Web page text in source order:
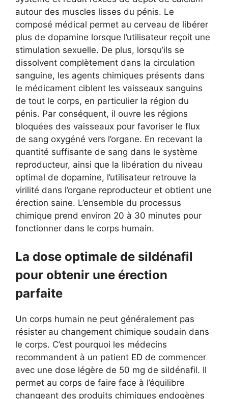
autour des muscles lisses du pénis. Le
composé médical permet au cerveau de libérer
plus de dopamine lorsque l’utilisateur reçoit une
stimulation sexuelle. De plus, lorsqu’ils se
dissolvent complètement dans la circulation
sanguine, les agents chimiques présents dans
le médicament ciblent les vaisseaux sanguins
de tout le corps, en particulier la région du
pénis. Par conséquent, il ouvre les régions
bloquées des vaisseaux pour favoriser le flux
de sang oxygéné vers l’organe. En recevant la
quantité suffisante de sang dans le système
reproducteur, ainsi que la libération du niveau
optimal de dopamine, l’utilisateur retrouve la
virilité dans l’organe reproducteur et obtient une
érection saine. L’ensemble du processus
chimique prend environ 20 à 30 minutes pour
fonctionner dans le corps humain.
La dose optimale de sildénafil
pour obtenir une érection
parfaite
Un corps humain ne peut généralement pas
résister au changement chimique soudain dans
le corps. C’est pourquoi les médecins
recommandent à un patient ED de commencer
avec une dose légère de 50 mg de sildénafil. Il
permet au corps de faire face à l’équilibre
changeant des produits chimiques endogènes